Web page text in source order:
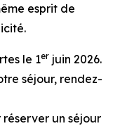
esprit de
le 1erjuin 2026.
séjour, rendez-
réserver un séjour